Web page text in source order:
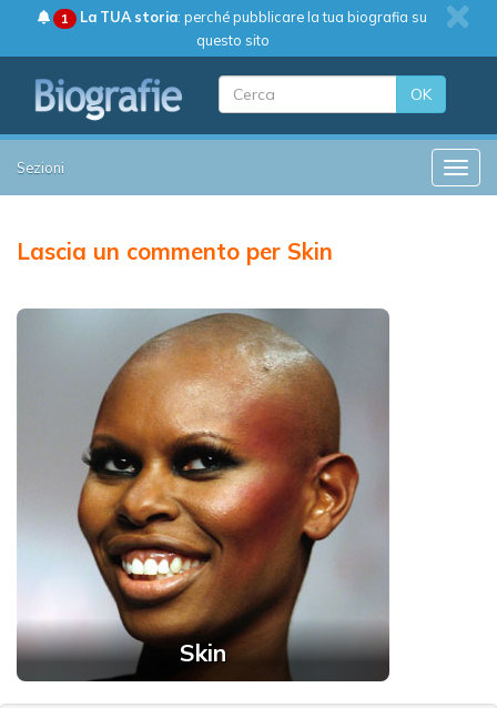
1 La TUA storia: perché pubblicare la tua biografia su
questo sito
OK
Sezioni
Lascia un commento per Skin
Skin